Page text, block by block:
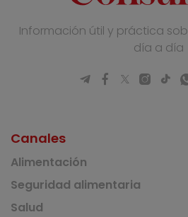
Información útil y práctica
día a día
Canales
Alimentación
Seguridad alimentaria
Salud